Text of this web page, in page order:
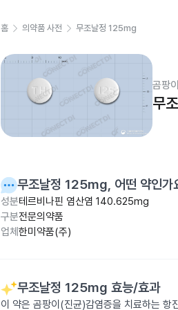
홈 의약품 사전 무조날정 125mg
곰팡
무
무조날정 125mg, 어떤 약인가
성분테르비나핀 염산염 140.625mg
구분전문의약품
업체 한미약품(주)
무조날정 125mg 효능/효과
이 약은 곰팡이(진균)감염증을 치료하는 항